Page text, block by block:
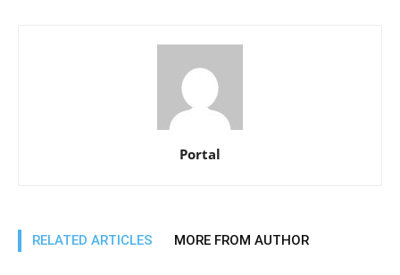
Portal
RELATED ARTICLES MORE FROM AUTHOR